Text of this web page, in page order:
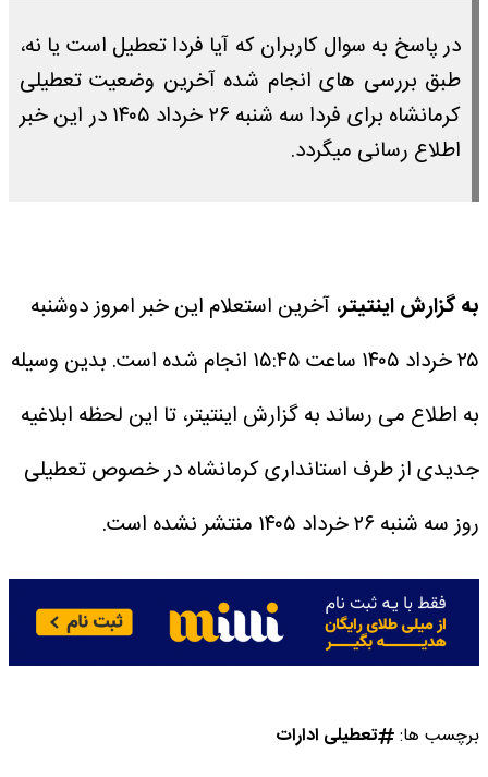
در پاسخ به سوال کاربران که آیا فردا تعطیل است یا نه،
طبق بررسی های انجام شده آخرین وضعیت تعطیلی
کرمانشاه برای فردا سه شنبه ۲۶ خرداد ۱۴۰۵ در این خبر
اطلاع رسانی میگردد.
به گزارش اینتیتر، آخرین استعلام این خبر امروز دوشنبه
۲۵ خرداد ۱۴۰۵ ساعت ۱۵:۴۵ انجام شده است.
بدین وسیله
به اطلاع می رساند به گزارش اینتیتر، تا این لحظه ابلاغیه
جدیدی از طرف استانداری کرمانشاه در خصوص تعطیلی
روز سه شنبه ۲۶ خرداد ۱۴۰۵ منتشر نشده است.
برچسب ها: تعطیلی ادارات